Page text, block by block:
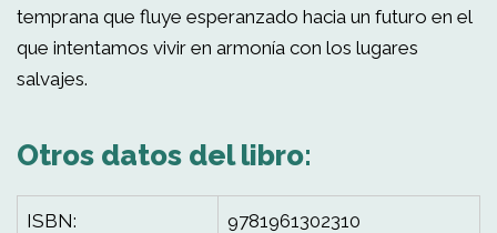
temprana que fluye esperanzado hacia un futuro en el
que intentamos vivir en armonía con los lugares
salvajes.
Otros datos del libro:
ISBN: 9781961302310